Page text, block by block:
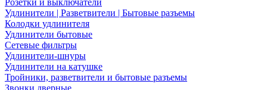
Розетки и выключатели
Удлинители | Разветвители | Бытовые разъемы
Колодки удлинителя
Удлинители бытовые
Сетевые фильтры
Удлинители-шнуры
Удлинители на катушке
Тройники, разветвители и бытовые разъемы
Звонки дверные